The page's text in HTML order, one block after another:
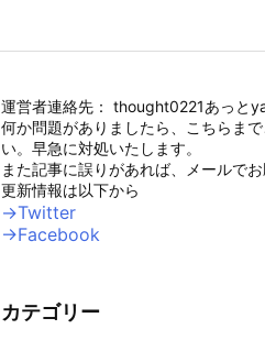
運営者連絡先： thought0221あっと
何か問題がありましたら、こちらま
い。早急に対処いたします。
また記事に誤りがあれば、メールでお
更新情報は以下から
→Twitter
→Facebook
カテゴリー